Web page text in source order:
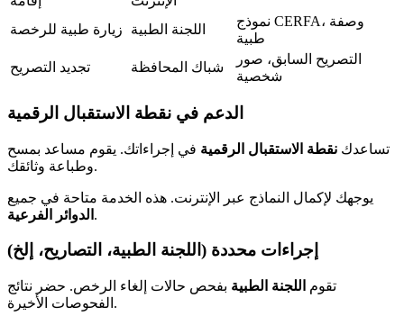
زيارة طبية للرخصة
اللجنة الطبية
نموذج CERFA، وصفة
طبية
تجديد التصريح
شباك المحافظة
التصريح السابق، صور
شخصية
الدعم في نقطة الاستقبال الرقمية
تساعدك نقطة الاستقبال الرقمية في إجراءاتك. يقوم مساعد بمسح
وطباعة وثائقك.
يوجهك لإكمال النماذج عبر الإنترنت. هذه الخدمة متاحة في جميع
الدوائر الفرعية .
إجراءات محددة (اللجنة الطبية، التصاريح، إلخ)
تقوم اللجنة الطبية بفحص حالات إلغاء الرخص. حضر نتائج
الفحوصات الأخيرة.